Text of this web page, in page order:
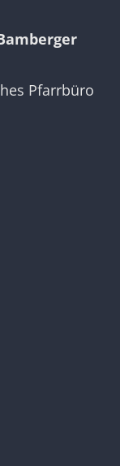
Pfarrbüro